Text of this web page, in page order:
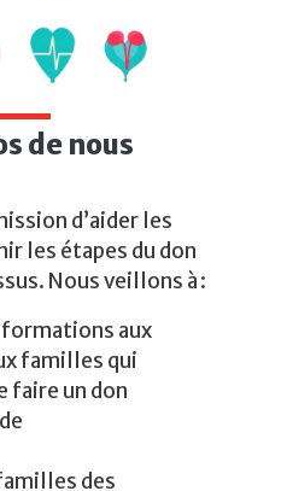
de nous
d’aider les
les étapes du don
Nous veillons à :
aux
familles qui
faire un don
des